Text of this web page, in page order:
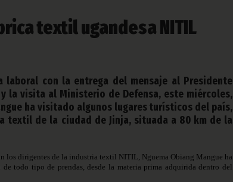
textil ugandesa NITIL
laboral con la entrega del mensaje al Presidente
y la visita al Ministerio de Defensa, este miércoles,
ha visitado algunos lugares turísticos del país,
textil de la ciudad de Jinja, situada a 80 km de la
los dirigentes de la industria textil NITIL, Nguema Obiang Mangue ha
todo tipo de prendas, desde la materia prima adquirida dentro del